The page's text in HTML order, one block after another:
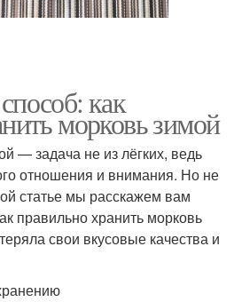
как
морковь зимой
— задача не из лёгких, ведь
отношения и внимания. Но не
статье мы расскажем вам
правильно хранить морковь
свои вкусовые качества и